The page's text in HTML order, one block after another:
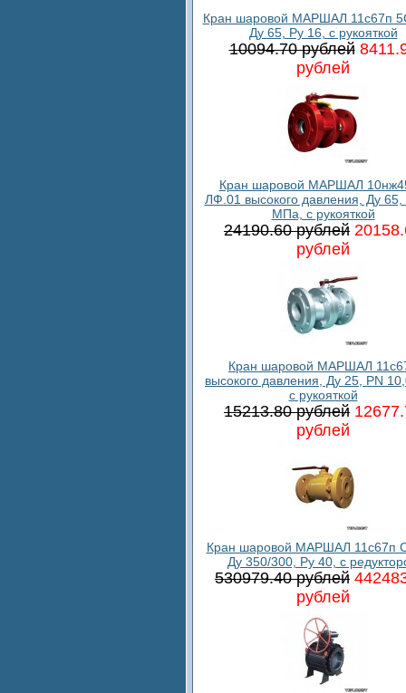
Кран шаровой МАРШАЛ 11с67п
Ду 65, Ру 16, с рукояткой
10094.70 рублей
рублей
Кран шаровой МАРШАЛ
ЛФ.01 высокого давления, Ду 65,
МПа, с рукояткой
24190.60 рублей
рублей
Кран шаровой МАРШАЛ
высокого давления, Ду 25, PN
с рукояткой
15213.80 рублей
рублей
Кран шаровой МАРШАЛ 11с67п
Ду 350/300, Ру 40, с
530979.40 рублей
рублей